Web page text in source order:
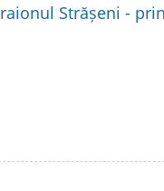
Strășeni -